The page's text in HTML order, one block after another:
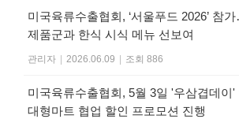
미국육류수출협회, ‘서울푸드 2026’ 참
제품군과 한식 시식 메뉴 선보여
관리자 2026.06.09 조회 886
미국육류수출협회, 5월 3일 '우삼겹데이'
대형마트 협업 할인 프로모션 진행